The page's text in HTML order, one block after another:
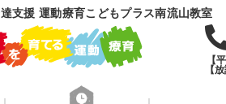
支援 運動療育こどもプラス南流山教室
【
【